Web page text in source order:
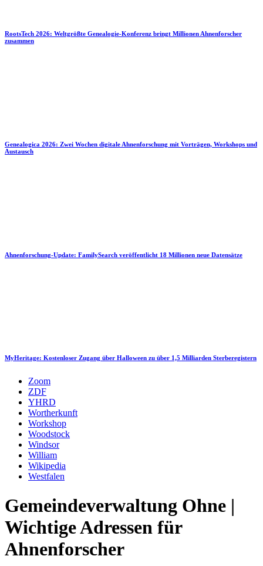
RootsTech 2026: Weltgrößte Genealogie-Konferenz bringt Millionen Ahnenforscher
zusammen
Genealogica 2026: Zwei Wochen digitale Ahnenforschung mit Vorträgen, Workshops und
Austausch
Ahnenforschung-Update: FamilySearch veröffentlicht 18 Millionen neue Datensätze
MyHeritage: Kostenloser Zugang über Halloween zu über 1,5 Milliarden Sterberegistern
Zoom
ZDF
YHRD
Wortherkunft
Workshop
Woodstock
Windsor
William
Wikipedia
Westfalen
Gemeindeverwaltung Ohne |
Wichtige Adressen für
Ahnenforscher